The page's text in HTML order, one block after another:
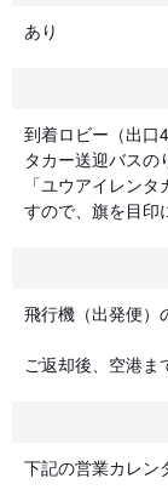
あり
到着ロビー（出口
タカー送迎バスの
「ユウアイレン
すので、旗を目印
飛行機（出発便）
ご返却後、空港ま
下記の営業カレン